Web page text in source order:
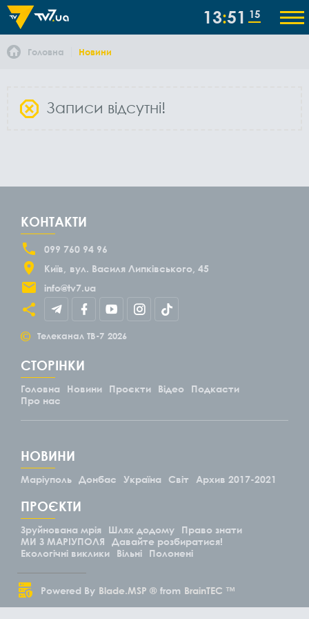
13 51 15
Головна Новини
Записи відсутні!
КОНТАКТИ
099 760 94 96
Київ
вул. Василя Липківського, 45
info@tv7.ua
© Телеканал ТВ-7 2026
СТОРІНКИ
Головна Новини Проєкти Відео
Подкасти
Про нас
НОВИНИ
Маріуполь Донбас Україна Світ Архив 2017-2021
ПРОЄКТИ
Зруйнована мрія Шлях додому
Право знати
МИ З МАРІУПОЛЯ
Давайте розбиратися!
Екологічні виклики
Вільні Полонені
Powered By Blade.MSP ® from BrainTEC ™